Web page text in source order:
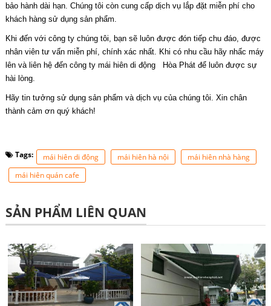
bảo hành dài hạn. Chúng tôi còn cung cấp dịch vụ lắp đặt miễn phí cho
khách hàng sử dụng sản phẩm.
Khi đến với công ty chúng tôi, bạn sẽ luôn được đón tiếp chu đáo, được
nhân viên tư vấn miễn phí, chính xác nhất. Khi có nhu cầu hãy nhấc máy
lên và liên hệ đến công ty mái hiên di động Hòa Phát để luôn được sự
hài lòng.
Hãy tin tưởng sử dụng sản phẩm và dịch vụ của chúng tôi. Xin chân
thành cảm ơn quý khách!
Tags: mái hiên di động mái hiên hà nội
mái hiên nhà hàng
mái hiên quán cafe
SẢN PHẨM LIÊN QUAN